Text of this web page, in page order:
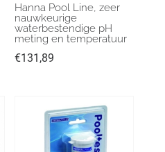
Hanna Pool Line, zeer
nauwkeurige
waterbestendige pH
meting en temperatuur
€131,89